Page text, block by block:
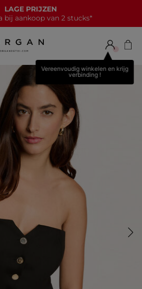
LAGE PRIJZEN
bij aankoop van 2 stucks*
Vereenvoudig winkelen en krijg
verbinding !